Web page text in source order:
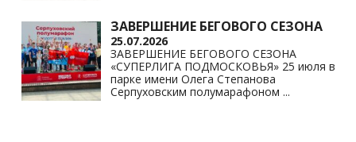
ЗАВЕРШЕНИЕ БЕГОВОГО СЕЗОНА
25.07.2026
ЗАВЕРШЕНИЕ БЕГОВОГО СЕЗОНА
«СУПЕРЛИГА ПОДМОСКОВЬЯ» 25 июля в
парке имени Олега Степанова
Серпуховским полумарафоном ...